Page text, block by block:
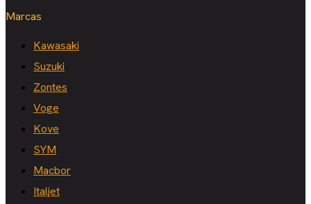
Marcas
Kawasaki
Suzuki
Zontes
Voge
Kove
SYM
Macbor
Italjet